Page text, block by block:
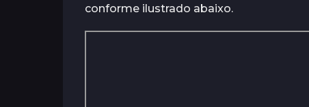
conforme ilustrado abaixo.